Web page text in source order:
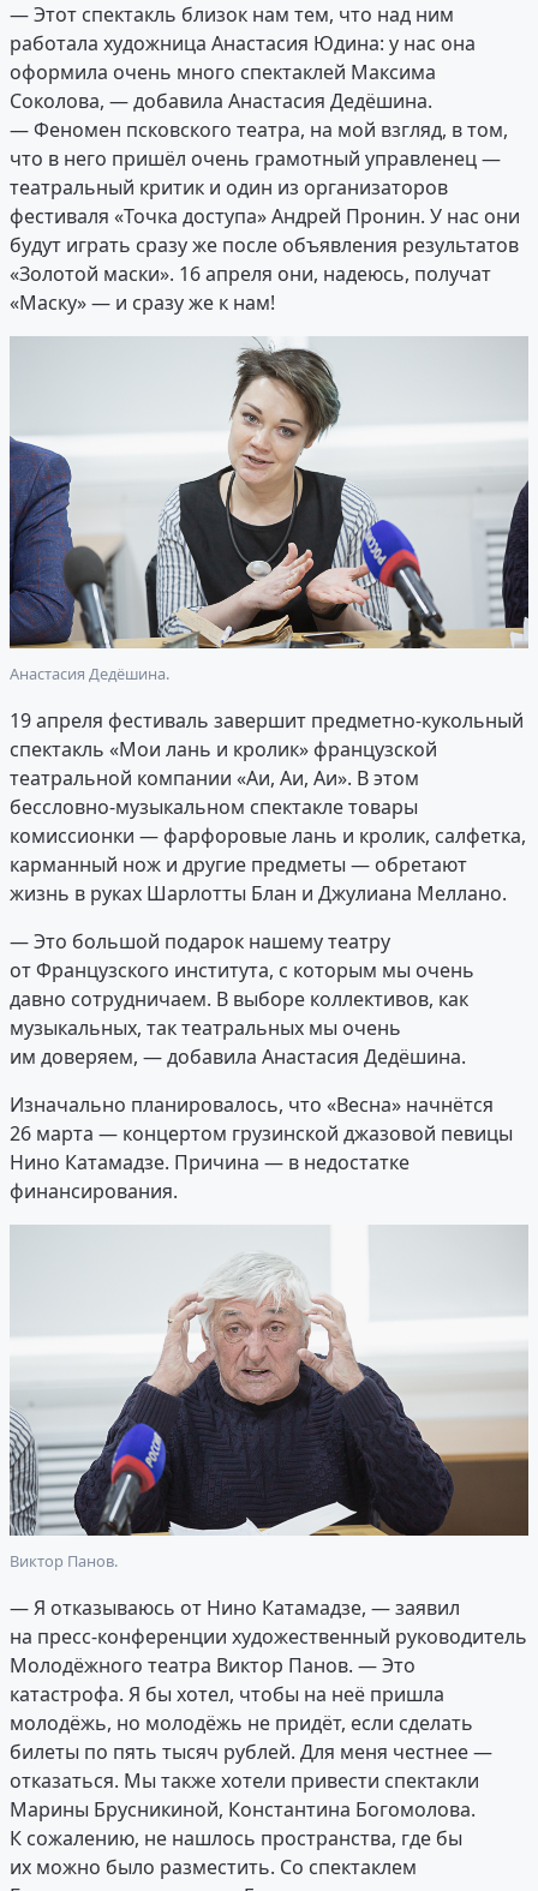
— Этот спектакль близок нам тем, что над ним
работала художница Анастасия Юдина: у нас она
оформила очень много спектаклей Максима
Соколова, — добавила Анастасия Дедёшина.
— Феномен псковского театра, на мой взгляд, в том,
что в него пришёл очень грамотный управленец —
театральный критик и один из организаторов
фестиваля «Точка доступа» Андрей Пронин. У нас они
будут играть сразу же после объявления результатов
«Золотой маски». 16 апреля они, надеюсь, получат
«Маску» — и сразу же к нам!
Анастасия Дедёшина.
19 апреля фестиваль завершит предметно-кукольный
спектакль «Мои лань и кролик» французской
театральной компании «Аи, Аи, Аи». В этом
бессловно-музыкальном спектакле товары
комиссионки — фарфоровые лань и кролик, салфетка,
карманный нож и другие предметы — обретают
жизнь в руках Шарлотты Блан и Джулиана Меллано.
— Это большой подарок нашему театру
от Французского института, с которым мы очень
давно сотрудничаем. В выборе коллективов, как
музыкальных, так театральных мы очень
им доверяем, — добавила Анастасия Дедёшина.
Изначально планировалось, что «Весна» начнётся
26 марта — концертом грузинской джазовой певицы
Нино Катамадзе. Причина — в недостатке
финансирования.
Виктор Панов.
— Я отказываюсь от Нино Катамадзе, — заявил
на пресс-конференции художественный руководитель
Молодёжного театра Виктор Панов. — Это
катастрофа. Я бы хотел, чтобы на неё пришла
молодёжь, но молодёжь не придёт, если сделать
билеты по пять тысяч рублей. Для меня честнее —
отказаться. Мы также хотели привести спектакли
Марины Брусникиной, Константина Богомолова.
К сожалению, не нашлось пространства, где бы
их можно было разместить. Со спектаклем